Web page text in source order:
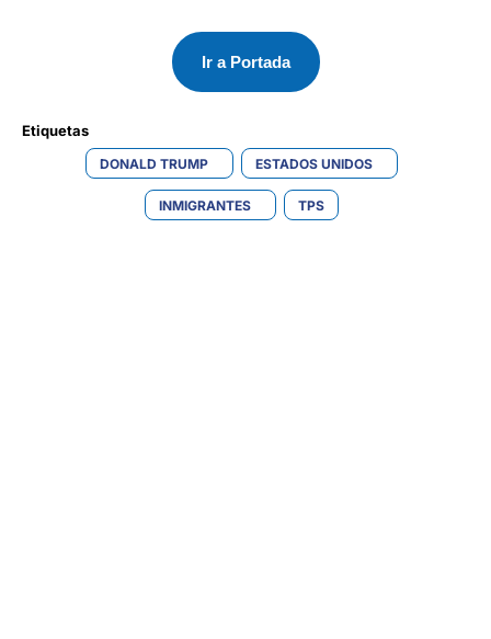
Ir a Portada
Etiquetas
DONALD TRUMP ESTADOS UNIDOS
INMIGRANTES TPS